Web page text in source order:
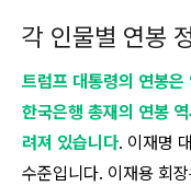
각 인물별 연봉
트럼프 대통령의 연봉
한국은행 총재의 연봉
려져 있습니다. 이재명
수준입니다. 이재용 회